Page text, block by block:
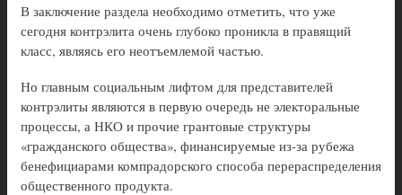
В заключение раздела необходимо отметить, что уже
сегодня контрэлита очень глубоко проникла в правящий
класс, являясь его неотъемлемой частью.
Но главным социальным лифтом для представителей
контрэлиты являются в первую очередь не электоральные
процессы, а НКО и прочие грантовые структуры
«гражданского общества», финансируемые из-за рубежа
бенефициарами компрадорского способа перераспределения
общественного продукта.